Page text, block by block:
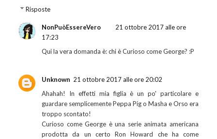
Risposte
NonPuòEssereVero
21 ottobre 2017 alle ore
17:23
Qui la vera domanda è: chi è Curioso come George? :P
Unknown 21 ottobre 2017 alle ore 20:02
Ahahah! In effetti mia figlia è un po' particolare e
guardare semplicemente Peppa Pig o Masha e Orso era
troppo scontato!
Curioso come George è una serie animata americana
prodotta da un certo Ron Howard che ha come